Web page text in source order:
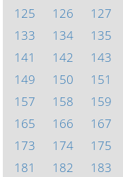
125
126 127
133
134 135
141
142 143
149
150 151
157
158 159
165
166 167
173
174 175
181
182 183